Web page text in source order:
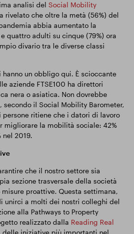
analisi del Social Mobility
rivelato che oltre la metà (56%) del
abbia aumentato la
quattro adulti su cinque (79%) ora
divario tra le diverse classi
hanno un obbligo qui. È scioccante
aziende FTSE100 ha direttori
nera o asiatica. Non dovrebbe
secondo il Social Mobility Barometer,
persone ritiene che i datori di lavoro
migliorare la mobilità sociale: 42%
nel 2019.
che il nostro settore sia
sezione trasversale della società
proattive. Questa settimana,
unirci a molti dei nostri colleghi del
alla Pathways to Property
realizzato dalla Reading Real
delle iniziative più importanti nel